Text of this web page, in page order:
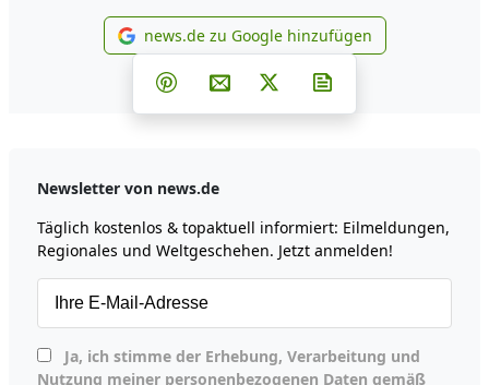
news.de zu Google
news.de zu Google hinzufügen
Teilen auf Facebook
Teilen auf Whatsapp
Teilen auf Telegram
Teilen auf Pinterest
Per E-Mail teilen
Post auf X
Newsletter von news.de
Täglich kostenlos & topaktuell informiert: Eilmeldungen,
Regionales und Weltgeschehen. Jetzt anmelden!
Nutzung meiner personenbezogenen Daten gemäß